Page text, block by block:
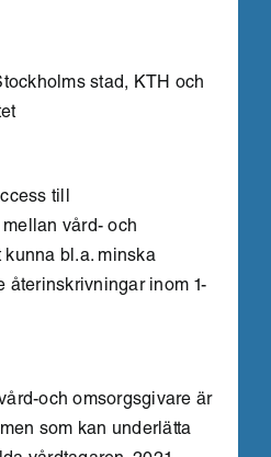
stad, KTH och
till
vård- och
kunna bl.a. minska
återinskrivningar inom 1-
och omsorgsgivare är
som kan underlätta